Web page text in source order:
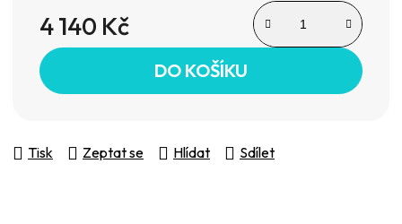
4 140 Kč
Měrná cena:
DO KOŠÍKU
Tisk Zeptat se Hlídat Sdílet